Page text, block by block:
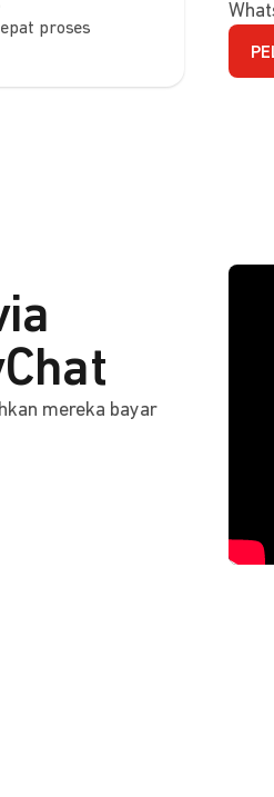
proses
mereka bayar